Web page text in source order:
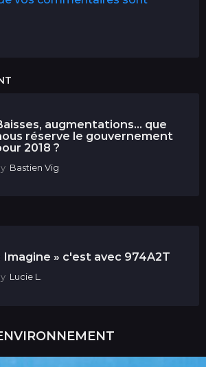
augmentations... que
réserve le gouvernement
2018 ?
Bastien Vig
Imagine » c'est avec 974A2T
Lucie L.